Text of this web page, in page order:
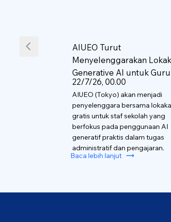
AIUEO Turut
Menyelenggarakan
Generative AI untuk Guru
22/7/26, 00.00
AIUEO (Tokyo) akan menjadi
penyelenggara bersama
gratis untuk staf sekolah yang
berfokus pada penggunaan AI
generatif praktis dalam tugas
administratif dan pengajaran.
Baca lebih lanjut